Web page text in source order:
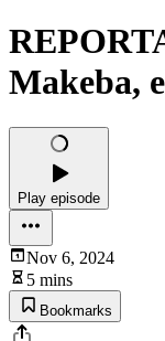
Makeba,
Play episode
Nov 6, 2024
5 mins
Bookmarks